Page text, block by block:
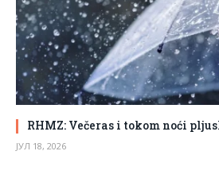
RHMZ: Večeras i tokom noći
ЈУЛ 18, 2026